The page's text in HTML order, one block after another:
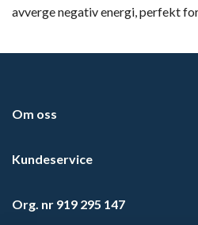
avverge negativ energi, perfekt
Om oss
Kundeservice
Org. nr 919 295 147